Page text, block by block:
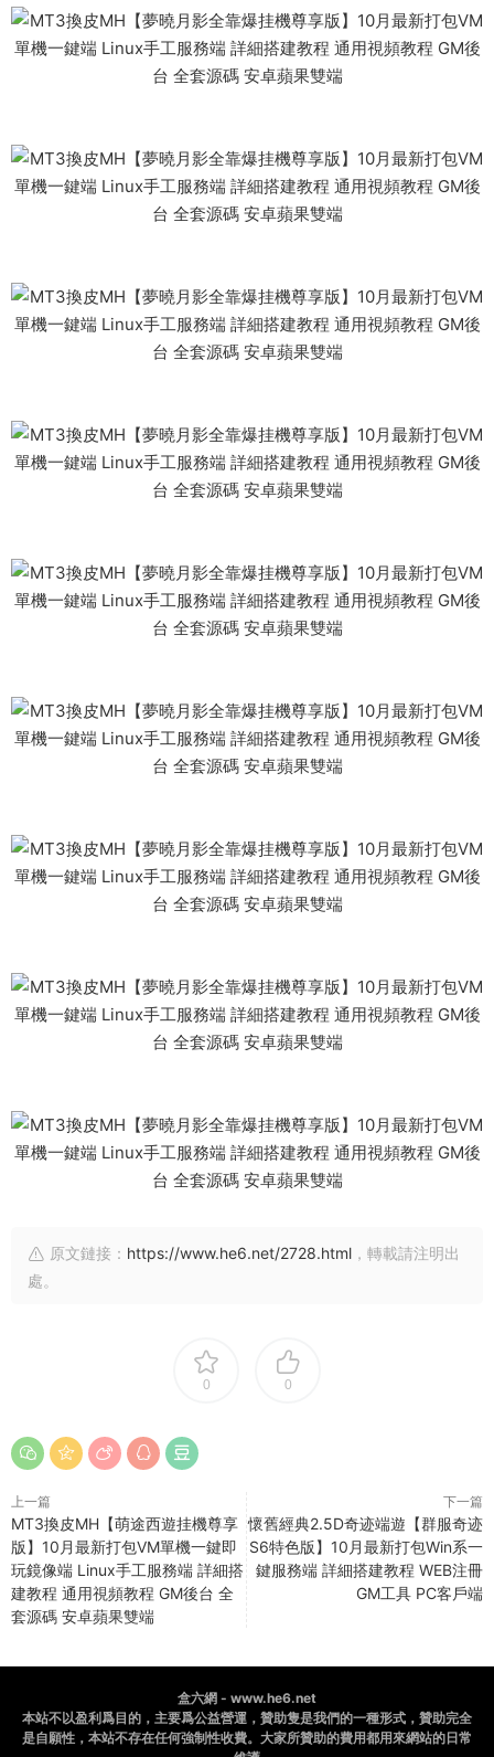
原文鏈接： https://www.he6.net/2728.html ，轉載請注明出
處。
0 0
上一篇
MT3換皮MH【萌途西遊挂機尊享
版】10月最新打包VM單機一鍵即
玩鏡像端 Linux手工服務端 詳細搭
建教程 通用視頻教程 GM後台 全
套源碼 安卓蘋果雙端
下一篇
懷舊經典2.5D奇迹端遊【群服奇迹
S6特色版】10月最新打包Win系一
鍵服務端 詳細搭建教程 WEB注冊
GM工具 PC客戶端
盒六網 - www.he6.net
本站不以盈利爲目的，主要爲公益營運，贊助隻是我們的一種形式，贊助完全
是自願性，本站不存在任何強制性收費。大家所贊助的費用都用來網站的日常